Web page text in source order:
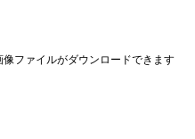
ファイルがダウンロードできます